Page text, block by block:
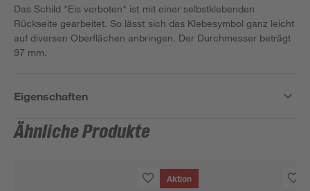
Das Schild "Eis verboten" ist mit einer selbstklebenden
Rückseite gearbeitet. So lässt sich das Klebesymbol ganz leicht
auf diversen Oberflächen anbringen. Der Durchmesser beträgt
97 mm.
Eigenschaften
Ähnliche Produkte
Aktion